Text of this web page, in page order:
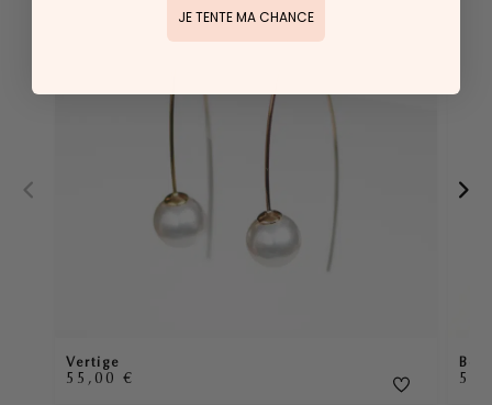
Vertige
55,00 €
JE TENTE MA CHANCE